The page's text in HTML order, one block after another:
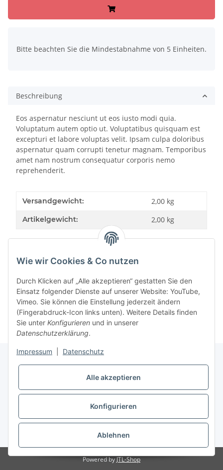
Bitte beachten Sie die Mindestabnahme von 5 Einheiten.
Beschreibung
Eos aspernatur nesciunt ut eos iusto modi quia.
Voluptatum autem optio ut. Voluptatibus quisquam est
excepturi et labore voluptas velit. Ipsam culpa doloribus
aspernatur quam corrupti tenetur magnam. Temporibus
amet nam nostrum consequatur corporis nemo
reprehenderit.
Versandgewicht: 2,00 kg
Artikelgewicht: 2,00 kg
Bewertungen
Gesetzliche Informationen
* Alle Preise inkl. gesetzlicher USt., zzgl.Versand
Powered byJTL-Shop
Wie wir Cookies & Co nutzen
Durch Klicken auf „Alle akzeptieren“ gestatten Sie den
Einsatz folgender Dienste auf unserer Website: YouTube,
Vimeo. Sie können die Einstellung jederzeit ändern
(Fingerabdruck-Icon links unten). Weitere Details finden
Sie unter Konfigurieren und in unserer
Datenschutzerklärung.
Impressum Datenschutz
Alle akzeptieren
Konfigurieren
Ablehnen